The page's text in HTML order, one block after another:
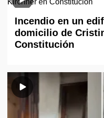
Incendio en un
domicilio de
Constitución